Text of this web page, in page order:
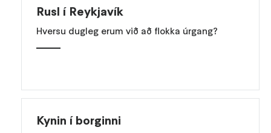
Rusl í Reykjavík
Hversu dugleg erum við að flokka úrgang?
Kynin í borginni